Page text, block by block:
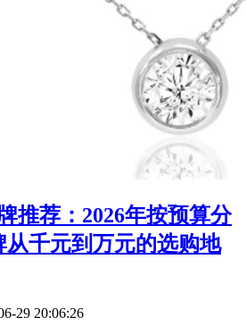
推荐：2026年按预算分
从千元到万元的选购地
29 20:06:26